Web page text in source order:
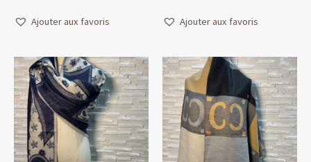
Ajouter aux favoris Ajouter aux favoris